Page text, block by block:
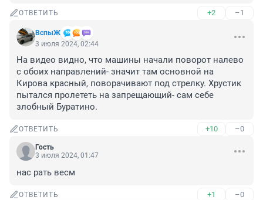
ОТВЕТИТЬ +2 –1
ВспыЖ
3 июля 2024, 02:44
На видео видно, что машины начали поворот налево
с обоих направлений- значит там основной на
Кирова красный, поворачивают под стрелку. Хрустик
пытался пролететь на запрещающий- сам себе
злобный Буратино.
ОТВЕТИТЬ +10 –0
Гость
3 июля 2024, 01:47
нас рать весм
ОТВЕТИТЬ +1 –0